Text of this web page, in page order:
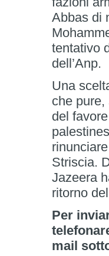
Abbas di
tentativo
dell’Anp.
Una
che
del
Striscia.
Jazeera
ritorno
Per
mail